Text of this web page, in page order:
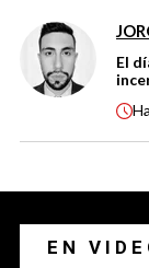
El
EN